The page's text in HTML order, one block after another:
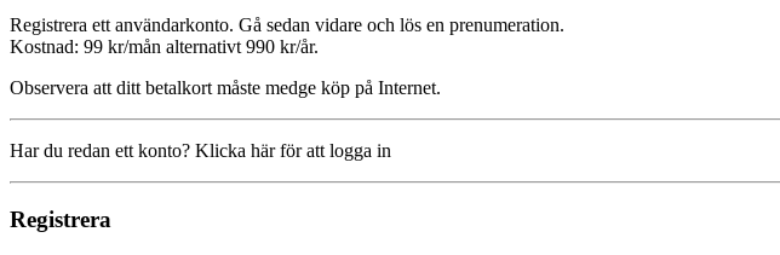
Registrera ett användarkonto. Gå sedan vidare och lös en prenumeration.
Kostnad: 99 kr/mån alternativt 990 kr/år.
Observera att ditt betalkort måste medge köp på Internet.
Har du redan ett konto? Klicka här för att logga in
Registrera